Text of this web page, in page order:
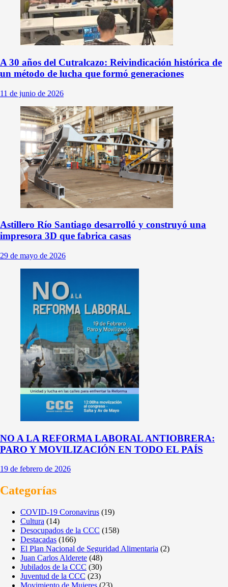
A 30 años del Cutralcazo: Reivindicación histórica de
un método de lucha que formó generaciones
11 de junio de 2026
Astillero Río Santiago desarrolló y construyó una
impresora 3D que fabrica casas
29 de mayo de 2026
NO A LA REFORMA LABORAL ANTIOBRERA:
PARO Y MOVILIZACIÓN EN TODO EL PAÍS
19 de febrero de 2026
Categorías
COVID-19 Coronavirus (19)
Cultura (14)
Desocupados de la CCC (158)
Destacadas (166)
El Plan Nacional de Seguridad Alimentaria (2)
Juan Carlos Alderete (48)
Jubilados de la CCC (30)
Juventud de la CCC (23)